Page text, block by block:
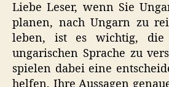
Liebe Leser, wenn Sie
planen, nach Ungarn zu
leben, ist es wichtig, die
ungarischen Sprache zu
spielen dabei eine